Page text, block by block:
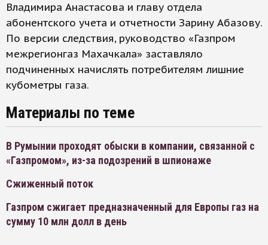
Владимира Анастасова и главу отдела
абонентского учета и отчетности Зарину Абазову.
По версии следствия, руководство «Газпром
межрегионгаз Махачкала» заставляло
подчиненных начислять потребителям лишние
кубометры газа.
Материалы по теме
В Румынии проходят обыски в компании, связанной с
«Газпромом», из-за подозрений в шпионаже
Сжиженный поток
Газпром сжигает предназначенный для Европы газ на
сумму 10 млн долл в день